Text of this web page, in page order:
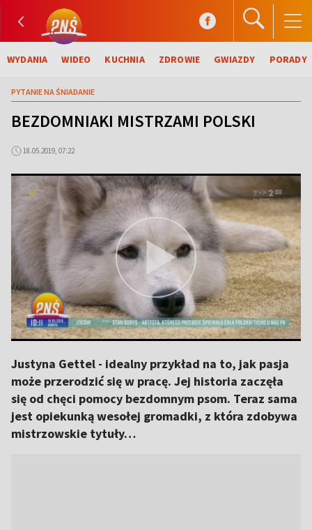
WYDANIA WIDEO KUCHNIA ZDROWIE GWIAZDY PORADY
PYTANIE NA ŚNIADANIE
BEZDOMNIAKI MISTRZAMI POLSKI
18.05.2019, 07:22
Justyna Gettel - idealny przykład na to, jak pasja
może przerodzić się w pracę. Jej historia zaczęła
się od chęci pomocy bezdomnym psom. Teraz sama
jest opiekunką wesołej gromadki, z która zdobywa
mistrzowskie tytuły…